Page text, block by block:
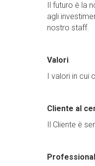
Il futuro è la
agli
nostro staff.
Valori
I valori in cui
Cliente al
Il Cliente è